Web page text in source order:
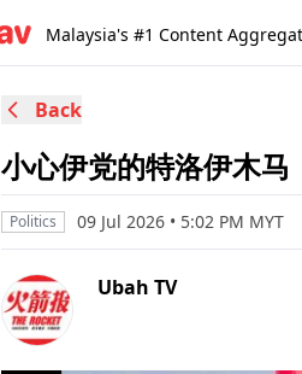
Malaysia's #1 Content
Back
小心伊党的特洛伊木马
Politics 09 Jul 2026 • 5:02 PM MYT
Ubah TV